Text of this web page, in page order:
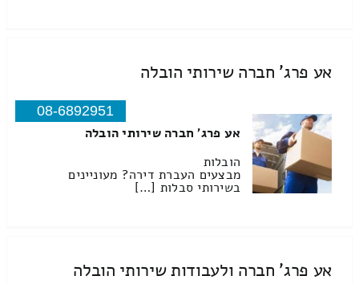
אע פרג' חברה שירותי הובלה
08-6892951
אע פרג' חברה שירותי הובלה
הובלות
מבצעים העברת דירה? מעוניינים
בשירותי סבלות […]
אע פרג' חברה ולעבודות שירותי הובלה